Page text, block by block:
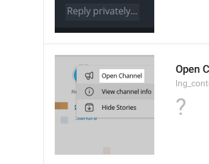
Open
?